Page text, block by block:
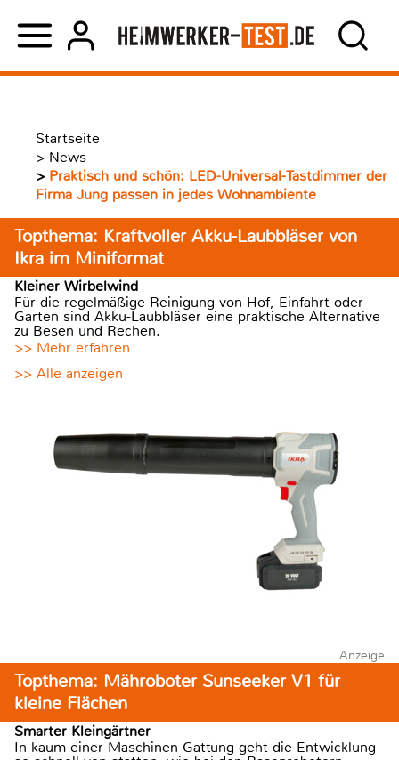
Startseite
> News
> Praktisch und schön: LED-Universal-Tastdimmer der
Firma Jung passen in jedes Wohnambiente
Topthema: Kraftvoller Akku-Laubbläser von
Ikra im Miniformat
Kleiner Wirbelwind
Für die regelmäßige Reinigung von Hof, Einfahrt oder
Garten sind Akku-Laubbläser eine praktische Alternative
zu Besen und Rechen.
>> Mehr erfahren
>> Alle anzeigen
Anzeige
Topthema: Mähroboter Sunseeker V1 für
kleine Flächen
Smarter Kleingärtner
In kaum einer Maschinen-Gattung geht die Entwicklung